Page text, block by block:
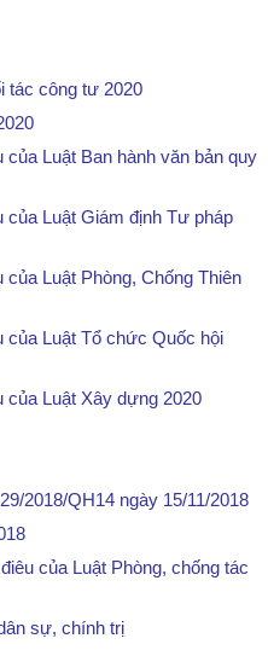
tác công tư 2020
Luật Ban hành văn bản quy
của Luật Giám định Tư pháp
Luật Phòng, Chống Thiên
của Luật Tổ chức Quốc hội
của Luật Xây dựng 2020
2018/QH14 ngày 15/11/2018
của Luật Phòng, chống tác
sự, chính trị